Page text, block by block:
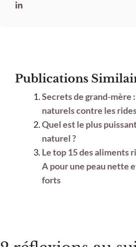
Publications
Secrets de grand-mère
naturels contre les
Quel est le plus
naturel ?
Le top 15 des aliments
A pour une peau nette
forts